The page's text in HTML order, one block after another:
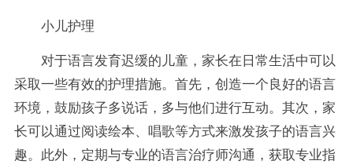
小儿护理
对于语言发育迟缓的儿童，家长在日常生活中可以
采取一些有效的护理措施。首先，创造一个良好的语言
环境，鼓励孩子多说话，多与他们进行互动。其次，家
长可以通过阅读绘本、唱歌等方式来激发孩子的语言兴
趣。此外，定期与专业的语言治疗师沟通，获取专业指